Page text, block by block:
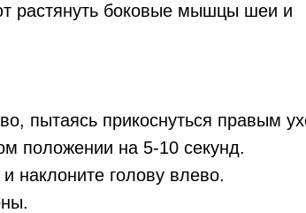
растянуть боковые мышцы шеи и
пытаясь прикоснуться правым
положении на 5-10 секунд.
наклоните голову влево.